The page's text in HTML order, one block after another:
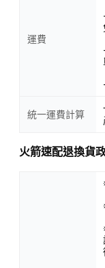
運費
統一運費計算
火箭速配退換貨